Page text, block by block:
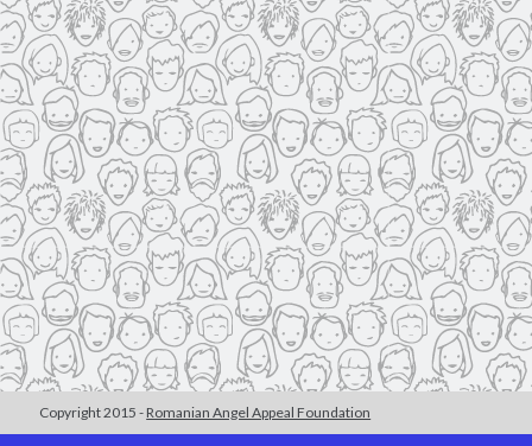
Copyright 2015 - Romanian Angel Appeal Foundation